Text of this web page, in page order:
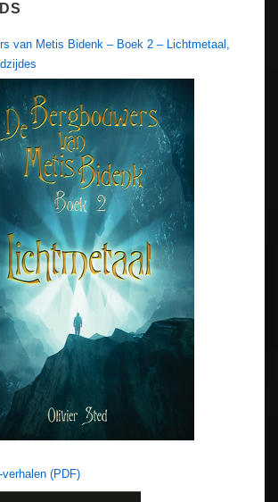
van Metis Bidenk – Boek 2 – Lichtmetaal,
verhalen (PDF)